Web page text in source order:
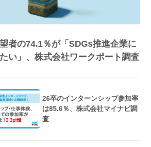
者の74.1％が「SDGs推進企業に
い」、株式会社ワークポート調査
26卒のインターンシップ参加率
は85.6％、株式会社マイナビ調
査